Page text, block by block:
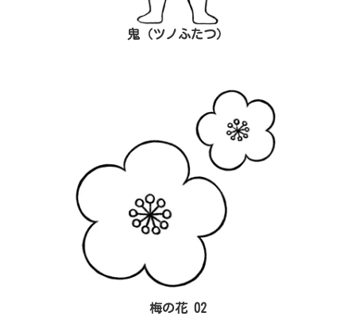
鬼（ツノふたつ）
梅の花 02